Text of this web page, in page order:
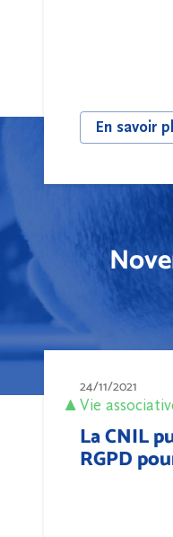
En savoir
24/11/2021
Vie
La CNIL
RGPD